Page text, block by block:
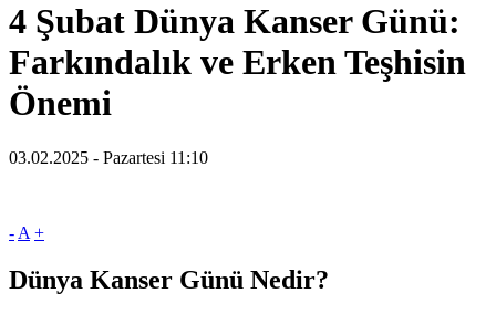
4 Şubat Dünya Kanser Günü:
Farkındalık ve Erken Teşhisin
Önemi
03.02.2025 - Pazartesi 11:10
- A +
Dünya Kanser Günü Nedir?